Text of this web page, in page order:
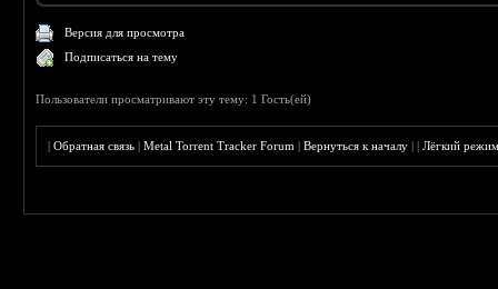
Версия для просмотра
Подписаться на тему
Пользователи просматривают эту тему: 1 Гость(ей)
|Обратная связь |Metal Torrent Tracker Forum |Вернуться к началу ||Лёгкий